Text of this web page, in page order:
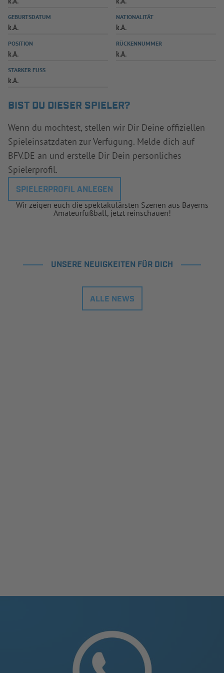
SPIELPLUS
GEBURTSDATUM
k.A.
NATIONALITÄT
k.A.
POSITION
k.A.
RÜCKENNUMMER
k.A.
STARKER FUSS
k.A.
BIST DU DIESER SPIELER?
Wenn du möchtest, stellen wir Dir Deine offiziellen
Spieleinsatzdaten zur Verfügung. Melde dich auf
BFV.DE an und erstelle Dir Dein persönliches
Spielerprofil.
SPIELERPROFIL ANLEGEN
Wir zeigen euch die spektakulärsten Szenen aus Bayerns
Amateurfußball, jetzt reinschauen!
UNSERE NEUIGKEITEN FÜR DICH
ALLE NEWS